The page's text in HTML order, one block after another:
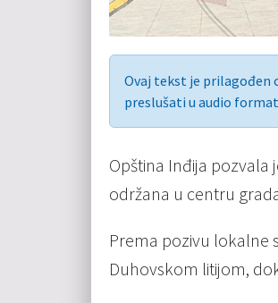
Ovaj tekst je prilagođen
preslušati u audio
Opština Inđija pozvala
održana u centru
Prema pozivu lokalne
Duhovskom litijom,